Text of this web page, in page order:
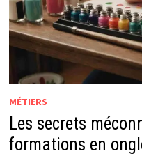
MÉTIERS
Les secrets
formations en